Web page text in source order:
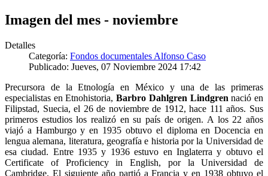
Imagen del mes - noviembre
Detalles
Categoría: Fondos documentales Alfonso Caso
Publicado: Jueves, 07 Noviembre 2024 17:42
Precursora de la Etnología en México y una de las primeras
especialistas en Etnohistoria,Barbro Dahlgren Lindgren nació en
Filipstad, Suecia, el 26 de noviembre de 1912, hace 111 años. Sus
primeros estudios los realizó en su país de origen. A los 22 años
viajó a Hamburgo y en 1935 obtuvo el diploma en Docencia en
lengua alemana, literatura, geografía e historia por la Universidad de
esa ciudad. Entre 1935 y 1936 estuvo en Inglaterra y obtuvo el
Certificate of Proficiency in English, por la Universidad de
Cambridge. El siguiente año partió a Francia y en 1938 obtuvo el